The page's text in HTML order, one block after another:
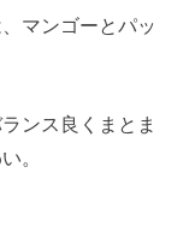
マンゴーとパッ
ンス良くまとま
。